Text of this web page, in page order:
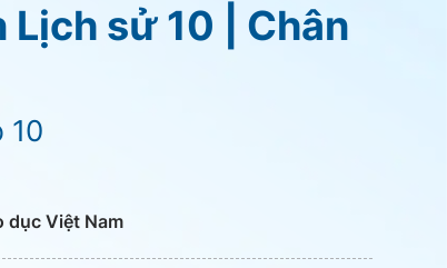
Lịch sử 10 | Chân
10
dục Việt Nam